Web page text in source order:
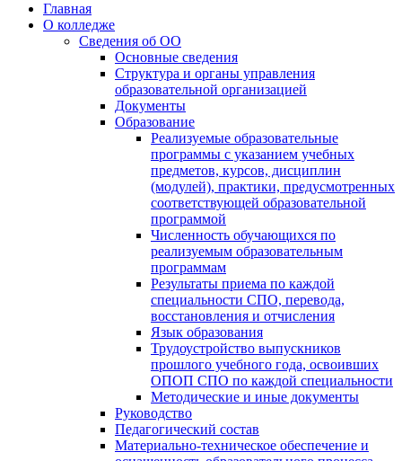
Главная
О колледже
Сведения об ОО
Основные сведения
Структура и органы управления
образовательной организацией
Документы
Образование
Реализуемые образовательные
программы с указанием учебных
предметов, курсов, дисциплин
(модулей), практики, предусмотренных
соответствующей образовательной
программой
Численность обучающихся по
реализуемым образовательным
программам
Результаты приема по каждой
специальности СПО, перевода,
восстановления и отчисления
Язык образования
Трудоустройство выпускников
прошлого учебного года, освоивших
ОПОП СПО по каждой специальности
Методические и иные документы
Руководство
Педагогический состав
Материально-техническое обеспечение и